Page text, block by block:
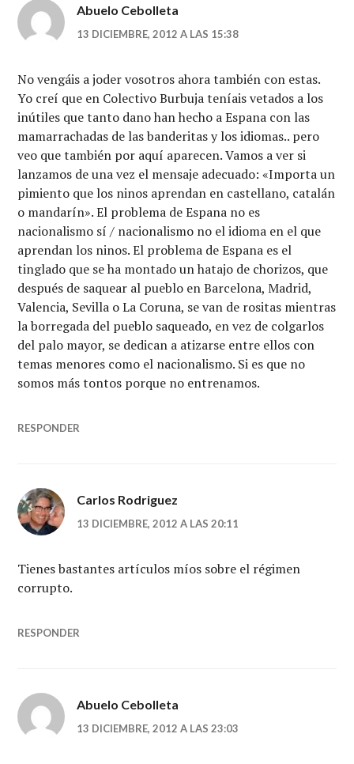
Abuelo Cebolleta
13 DICIEMBRE, 2012 A LAS 15:38
No vengáis a joder vosotros ahora también con estas.
Yo creí que en Colectivo Burbuja teníais vetados a los
inútiles que tanto dano han hecho a Espana con las
mamarrachadas de las banderitas y los idiomas.. pero
veo que también por aquí aparecen. Vamos a ver si
lanzamos de una vez el mensaje adecuado: «Importa un
pimiento que los ninos aprendan en castellano, catalán
o mandarín». El problema de Espana no es
nacionalismo sí / nacionalismo no el idioma en el que
aprendan los ninos. El problema de Espana es el
tinglado que se ha montado un hatajo de chorizos, que
después de saquear al pueblo en Barcelona, Madrid,
Valencia, Sevilla o La Coruna, se van de rositas mientras
la borregada del pueblo saqueado, en vez de colgarlos
del palo mayor, se dedican a atizarse entre ellos con
temas menores como el nacionalismo. Si es que no
somos más tontos porque no entrenamos.
RESPONDER
Carlos Rodriguez
13 DICIEMBRE, 2012 A LAS 20:11
Tienes bastantes artículos míos sobre el régimen
corrupto.
RESPONDER
Abuelo Cebolleta
13 DICIEMBRE, 2012 A LAS 23:03